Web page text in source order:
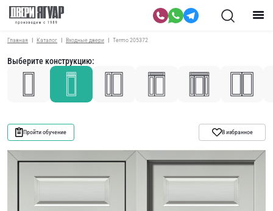
Главная Каталог Входные двери Termo 205372
Выберите конструкцию:
Пройти обучение В избранное